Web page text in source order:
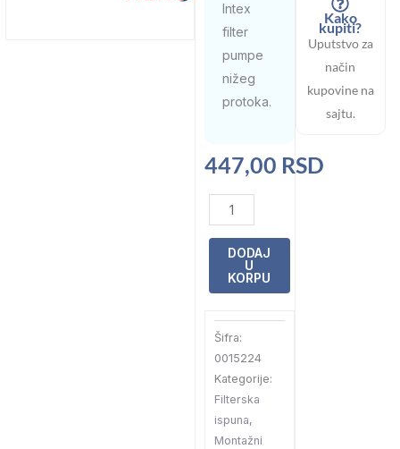
Intex
filter
pumpe
nižeg
protoka.
447,00 RSD
Filter
ketridž
Nero
(H97mm
Fi106mm
x
uFi50mm)
DODAJ
U
KORPU
Šifra:
0015224
Kategorije:
Filterska
ispuna,
Montažni
Kako
kupiti?
Uputstvo za
način
kupovine na
sajtu.